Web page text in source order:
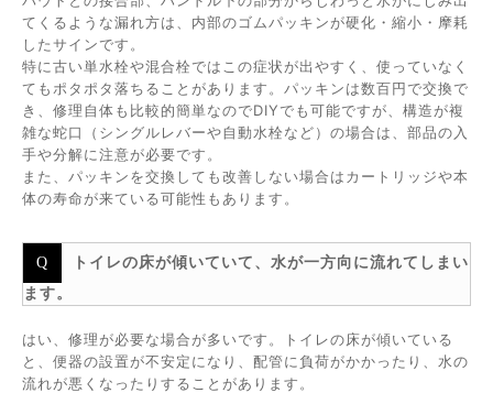
てくるような漏れ方は、内部のゴムパッキンが硬化・縮小・摩耗
したサインです。
特に古い単水栓や混合栓ではこの症状が出やすく、使っていなく
てもポタポタ落ちることがあります。パッキンは数百円で交換で
き、修理自体も比較的簡単なのでDIYでも可能ですが、構造が複
雑な蛇口（シングルレバーや自動水栓など）の場合は、部品の入
手や分解に注意が必要です。
また、パッキンを交換しても改善しない場合はカートリッジや本
体の寿命が来ている可能性もあります。
トイレの床が傾いていて、水が一方向に流れてしまい
ます。
はい、修理が必要な場合が多いです。トイレの床が傾いている
と、便器の設置が不安定になり、配管に負荷がかかったり、水の
流れが悪くなったりすることがあります。